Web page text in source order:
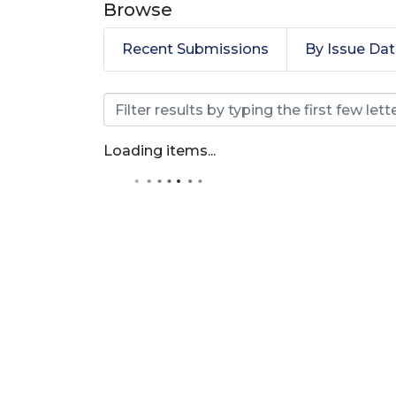
Browse
Recent Submissions By Issue
Browsing
Loading items...